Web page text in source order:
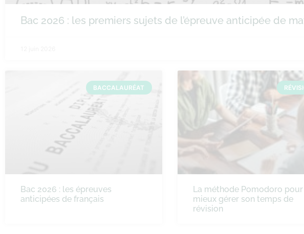
Bac 2026 : les premiers sujets de l’épreuve anticipée de
BACCALAURÉAT
Bac 2026 : les épreuves
anticipées de français
La méthode Pomodoro pour
mieux gérer son temps de
révision